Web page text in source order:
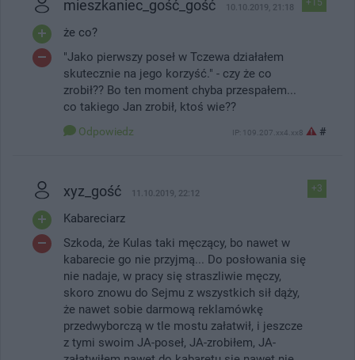
mieszkaniec_gość_gość 10.10.2019, 21:18
że co?
"Jako pierwszy poseł w Tczewa działałem
skutecznie na jego korzyść." - czy że co
zrobił?? Bo ten moment chyba przespałem...
co takiego Jan zrobił, ktoś wie??
Odpowiedz IP: 109.207.xx4.xx8 #
+3
xyz_gość 11.10.2019, 22:12
Kabareciarz
Szkoda, że Kulas taki męczący, bo nawet w
kabarecie go nie przyjmą... Do posłowania się
nie nadaje, w pracy się straszliwie męczy,
skoro znowu do Sejmu z wszystkich sił dąży,
że nawet sobie darmową reklamówkę
przedwyborczą w tle mostu załatwił, i jeszcze
z tymi swoim JA-poseł, JA-zrobiłem, JA-